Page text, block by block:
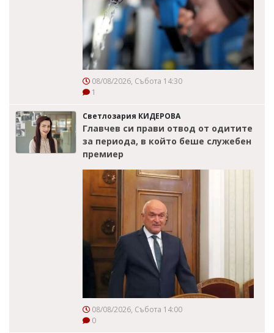
08/08/2026, Събота 14:30
1
Светлозария КИДЕРОВА
Главчев си прави отвод от одитите
за периода, в който беше служебен
премиер
08/08/2026, Събота 14:00
0